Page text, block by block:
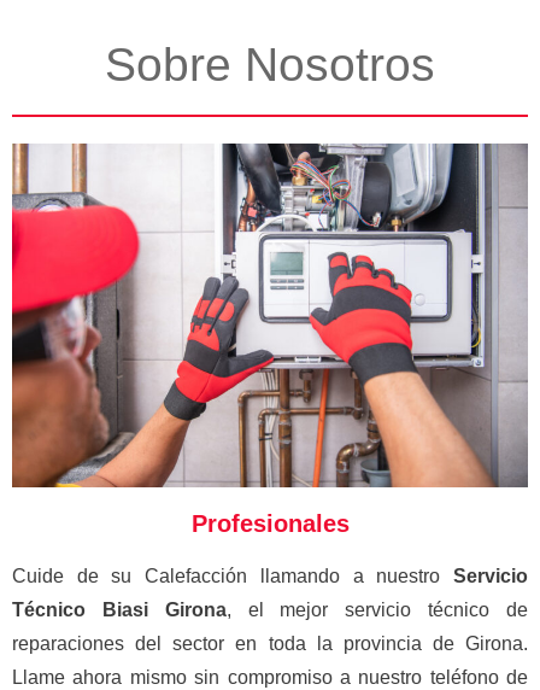
Sobre Nosotros
Profesionales
Cuide de su Calefacción llamando a nuestro Servicio
Técnico Biasi Girona, el mejor servicio técnico de
reparaciones del sector en toda la provincia de Girona.
Llame ahora mismo sin compromiso a nuestro teléfono de